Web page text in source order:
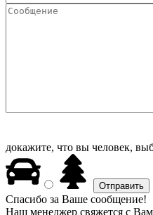
докажите, что вы человек,
Спасибо за Ваше сообщение!
Наш менеджер свяжется с